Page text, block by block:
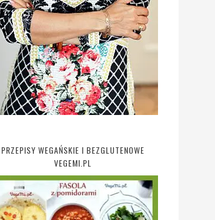
PRZEPISY WEGAŃSKIE I BEZGLUTENOWE
VEGEMI.PL